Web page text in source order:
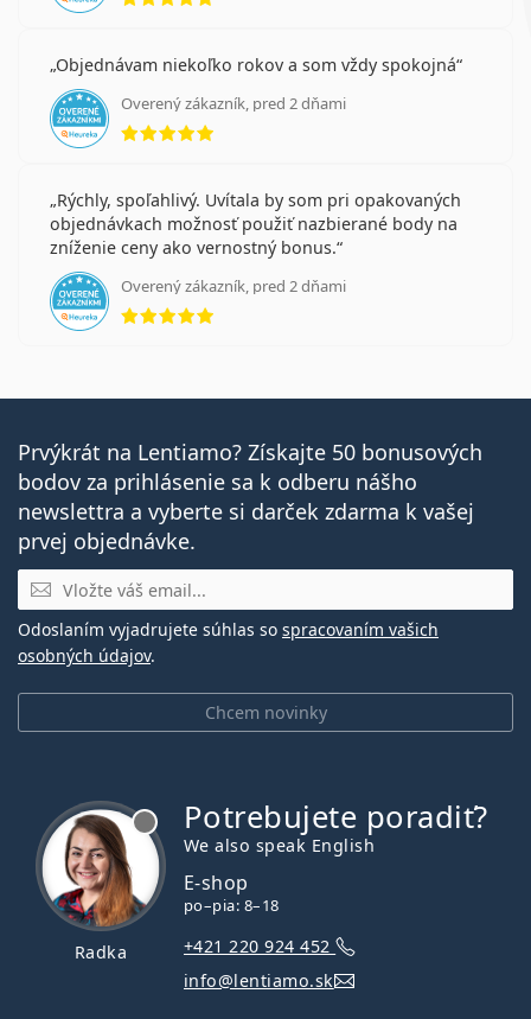
Objednávam niekoľko rokov a som vždy spokojná
Overený zákazník, pred 2 dňami
hodnotenie 5 z 5
Rýchly, spoľahlivý. Uvítala by som pri opakovaných
objednávkach možnosť použiť nazbierané body na
zníženie ceny ako vernostný bonus.
Overený zákazník, pred 2 dňami
hodnotenie 5 z 5
Prvýkrát na Lentiamo? Získajte 50 bonusových
bodov za prihlásenie sa k odberu nášho
newslettra a vyberte si darček zdarma k vašej
prvej objednávke.
E-mail
Chcem novinky
Odoslaním vyjadrujete súhlas so spracovaním vašich
osobných údajov.
Radka
Potrebujete poradiť?
We also speak English
E-shop
po–pia: 8–18
+421 220 924 452
info@lentiamo.sk